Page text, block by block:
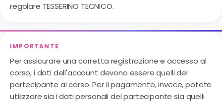
regolare TESSERINO TECNICO.
IMPORTANTE
Per assicurare una corretta registrazione e accesso al
corso, i dati dell'account devono essere quelli del
partecipante al corso. Per il pagamento, invece, potete
utilizzare sia i dati personali del partecipante sia quelli